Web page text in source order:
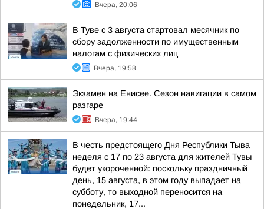
Вчера, 20:06
В Туве с 3 августа стартовал месячник по
сбору задолженности по имущественным
налогам с физических лиц
Вчера, 19:58
Экзамен на Енисее. Сезон навигации в самом
разгаре
Вчера, 19:44
В честь предстоящего Дня Республики Тыва
неделя с 17 по 23 августа для жителей Тувы
будет укороченной: поскольку праздничный
день, 15 августа, в этом году выпадает на
субботу, то выходной переносится на
понедельник, 17...